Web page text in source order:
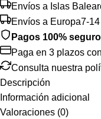
Envíos a Islas
Envíos a Europa7-
Pagos 100%
Paga en 3 plazos
Consulta nuestra
Descripción
Información adicional
Valoraciones (0)